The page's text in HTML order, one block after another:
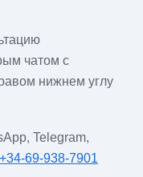
чатом с
нижнем углу
Telegram,
+34-69-938-7901